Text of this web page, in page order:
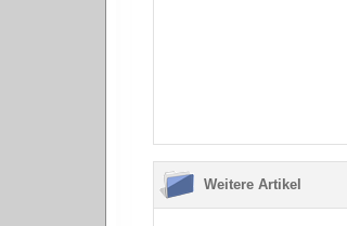
Weitere Artikel